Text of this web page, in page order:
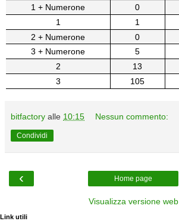
1 + Numerone
0
1
1
2 + Numerone
0
3 + Numerone
5
2
13
3
105
bitfactory alle 10:15 Nessun commento:
Condividi
‹ Home page
Visualizza versione web
Link utili